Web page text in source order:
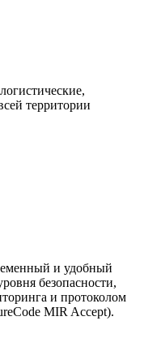
территории
и удобный
безопасности,
и протоколом
MIR Accept).